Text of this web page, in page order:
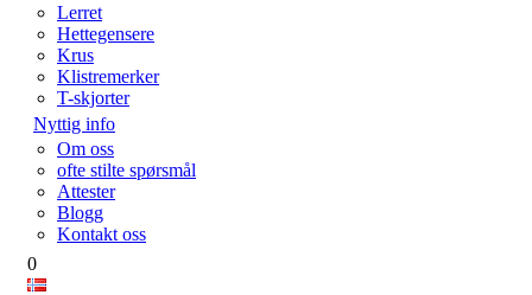
Lerret
Hettegensere
Krus
Klistremerker
T-skjorter
Nyttig info
Om oss
ofte stilte spørsmål
Attester
Blogg
Kontakt oss
0